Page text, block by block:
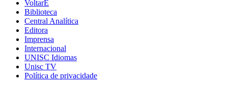
VoltarE
Biblioteca
Central Analítica
Editora
Imprensa
Internacional
UNISC Idiomas
Unisc TV
Política de privacidade